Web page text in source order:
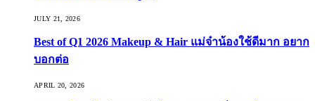
JULY 21, 2026
Best of Q1 2026 Makeup & Hair แม่จ๋าน้องใช้ดีมาก อยาก
บอกต่อ
APRIL 20, 2026